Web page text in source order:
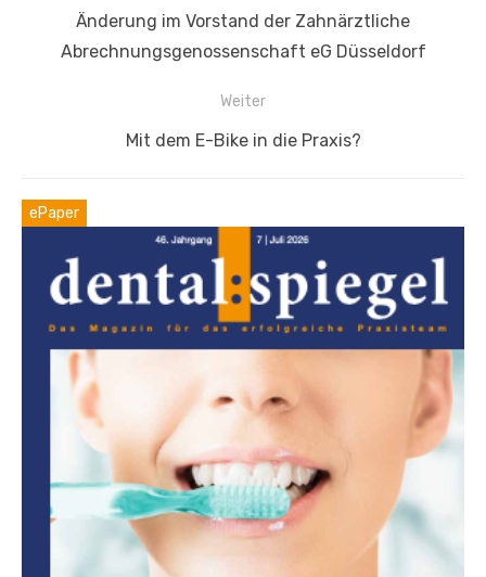
VorherigerÄnderung im Vorstand der Zahnärztliche
Abrechnungsgenossenschaft eG Düsseldorf
Weiter
Nächster
Mit dem E-Bike in die Praxis?
ePaper